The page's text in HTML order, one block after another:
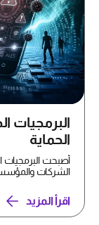
البرمجيات
الحماية
أصبحت البرمجيات
الشركات
اقرأ المزيد